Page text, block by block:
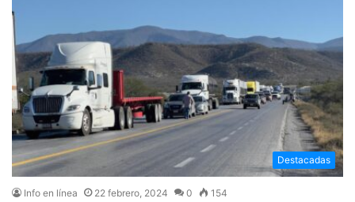
Destacadas
Info en línea 22 febrero, 2024 0 154